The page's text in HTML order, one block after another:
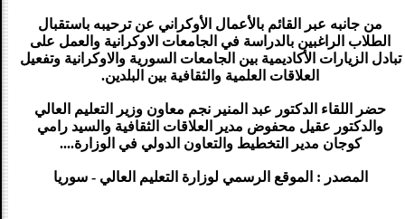
من جانبه عبر القائم بالأعمال الأوكراني عن ترحيبه باستقبال
الطلاب الراغبين بالدراسة في الجامعات الاوكرانية والعمل على
تبادل الزيارات الأكاديمية بين الجامعات السورية والاوكرانية وتفعيل
العلاقات العلمية والثقافية بين البلدين.
حضر اللقاء الدكتور عبد المنير نجم معاون وزير التعليم العالي
والدكتور عقيل محفوض مدير العلاقات الثقافية والسيد رامي
كوجان مدير التخطيط والتعاون الدولي في الوزارة....
المصدر : الموقع الرسمي لوزارة التعليم العالي - سوريا